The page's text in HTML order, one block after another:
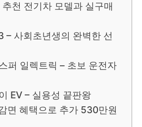
천 전기차 모델과 실구매
– 사회초년생의 완벽한 선
퍼 일렉트릭 – 초보 운전자
EV – 실용성 끝판왕
면 혜택으로 추가 530만원